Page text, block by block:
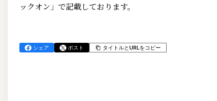
ックオン」で記載しております。
シェア ポスト タイトルとURLをコピー